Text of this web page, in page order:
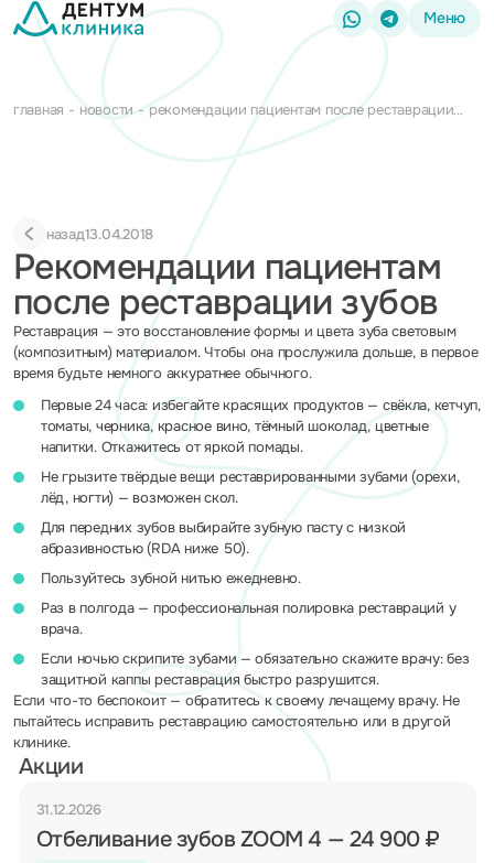
Меню
главная новости
рекомендации пациентам после реставрации
назад13.04.2018
Рекомендации пациентам
после реставрации зубов
Реставрация — это восстановление формы и цвета зуба световым
(композитным) материалом. Чтобы она прослужила дольше, в первое
время будьте немного аккуратнее обычного.
Первые 24 часа: избегайте красящих продуктов — свёкла, кетчуп,
томаты, черника, красное вино, тёмный шоколад, цветные
напитки. Откажитесь от яркой помады.
Не грызите твёрдые вещи реставрированными зубами (орехи,
лёд, ногти) — возможен скол.
Для передних зубов выбирайте зубную пасту с низкой
абразивностью (RDA ниже 50).
Пользуйтесь зубной нитью ежедневно.
Раз в полгода — профессиональная полировка реставраций у
врача.
Если ночью скрипите зубами — обязательно скажите врачу: без
защитной каппы реставрация быстро разрушится.
Если что-то беспокоит — обратитесь к своему лечащему врачу. Не
пытайтесь исправить реставрацию самостоятельно или в другой
клинике.
Акции
31.12.2026
Отбеливание зубов ZOOM 4 — 24 900 ₽